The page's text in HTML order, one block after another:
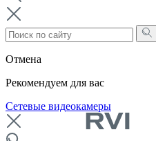
Отмена
Рекомендуем для вас
Сетевые видеокамеры